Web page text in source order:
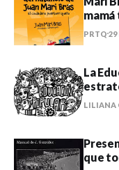
mamá
PRTQ 29
La
LILIANA
que